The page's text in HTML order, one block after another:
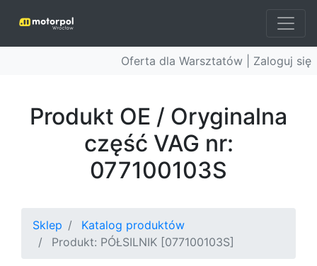
Oferta dla Warsztatów | Zaloguj się
Produkt OE / Oryginalna
część VAG nr:
077100103S
Sklep
Katalog produktów
Produkt: PÓŁSILNIK [077100103S]